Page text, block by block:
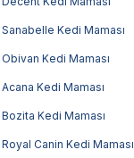
Sanabelle Kedi Maması
Obivan Kedi Maması
Acana Kedi Maması
Bozita Kedi Maması
Royal Canin Kedi Maması